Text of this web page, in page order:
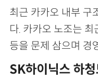
최근 카카오 내부 구
다. 카카오 노조는 최
등을 문제 삼으며 경
SK하이닉스 하